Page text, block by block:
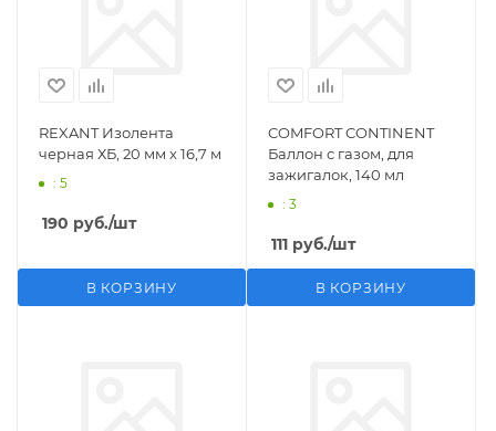
REXANT Изолента
черная ХБ, 20 мм х 16,7 м
: 5
190 руб./шт
В КОРЗИНУ
COMFORT CONTINENT
Баллон с газом, для
зажигалок, 140 мл
: 3
111 руб./шт
В КОРЗИНУ